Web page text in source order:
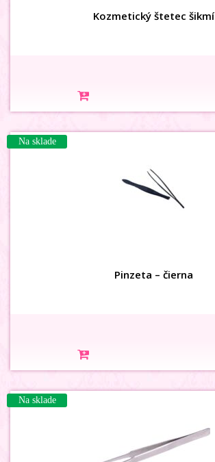
Kozmetický štetec šikmí
Na sklade
Pinzeta – čierna
Na sklade